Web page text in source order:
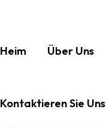
Heim Über Uns
Kontaktieren Sie Uns